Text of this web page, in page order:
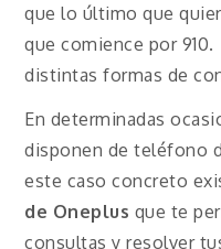
que lo último que
que comience por
distintas formas de
En determinadas
disponen de teléfono
este caso concreto
de Oneplus que te
consultas y resolver